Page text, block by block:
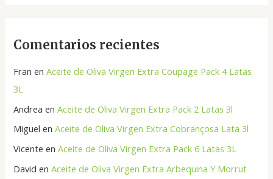
Comentarios recientes
Fran enAceite de Oliva Virgen Extra Coupage Pack 4 Latas
3L
Andrea enAceite de Oliva Virgen Extra Pack 2 Latas 3l
Miguel enAceite de Oliva Virgen Extra Cobrançosa Lata 3l
Vicente enAceite de Oliva Virgen Extra Pack 6 Latas 3L
David enAceite de Oliva Virgen Extra Arbequina Y Morrut